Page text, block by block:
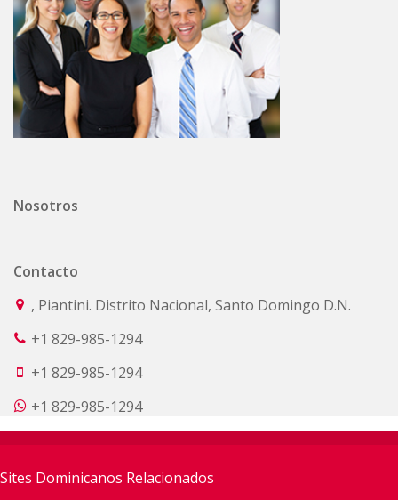
Nosotros
Contacto
, Piantini. Distrito Nacional, Santo Domingo D.N.
+1 829-985-1294
+1 829-985-1294
+1 829-985-1294
Sites Dominicanos Relacionados